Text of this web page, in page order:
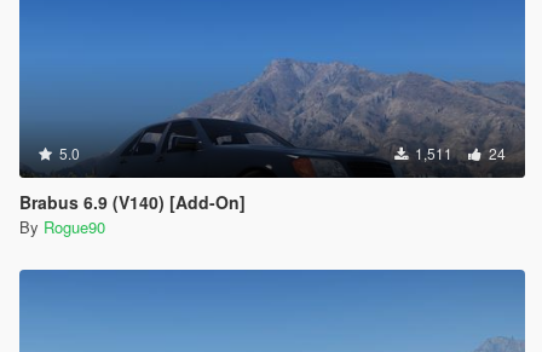
5.0 1,511 24
Brabus 6.9 (V140) [Add-On]
By Rogue90